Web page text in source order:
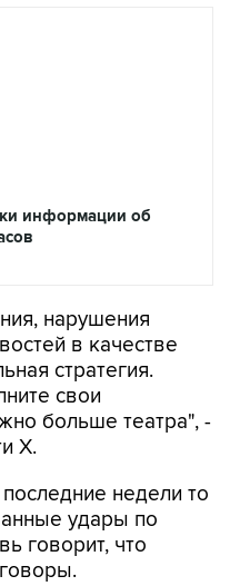
информации об
нарушения
в качестве
стратегия.
свои
больше театра", -
X.
недели то
удары по
говорит, что